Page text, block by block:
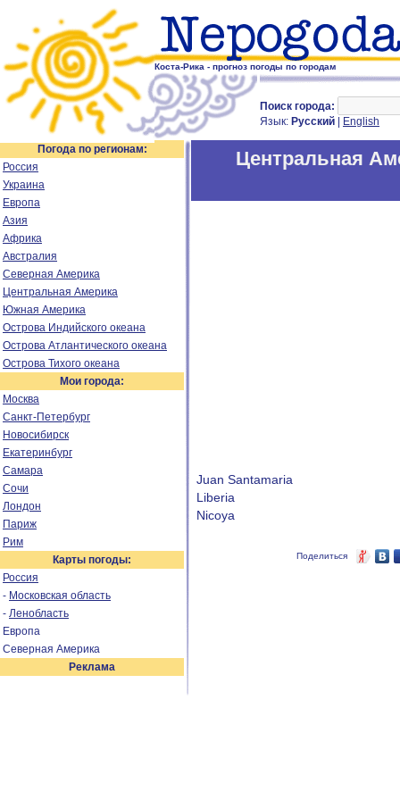
Коста-Рика - прогноз погоды по городам
Поиск города:
Язык: Русский English
Погода по регионам:
Россия
Украина
Европа
Азия
Африка
Австралия
Северная Америка
Центральная Америка
Южная Америка
Острова Индийского океана
Острова Атлантического океана
Острова Тихого океана
Мои города:
Москва
Санкт-Петербург
Новосибирск
Екатеринбург
Самара
Сочи
Лондон
Париж
Рим
Карты погоды:
Россия
- Московская область
- Ленобласть
Европа
Северная Америка
Реклама
Центральная
Juan Santamaria
Liberia
Nicoya
Поделиться